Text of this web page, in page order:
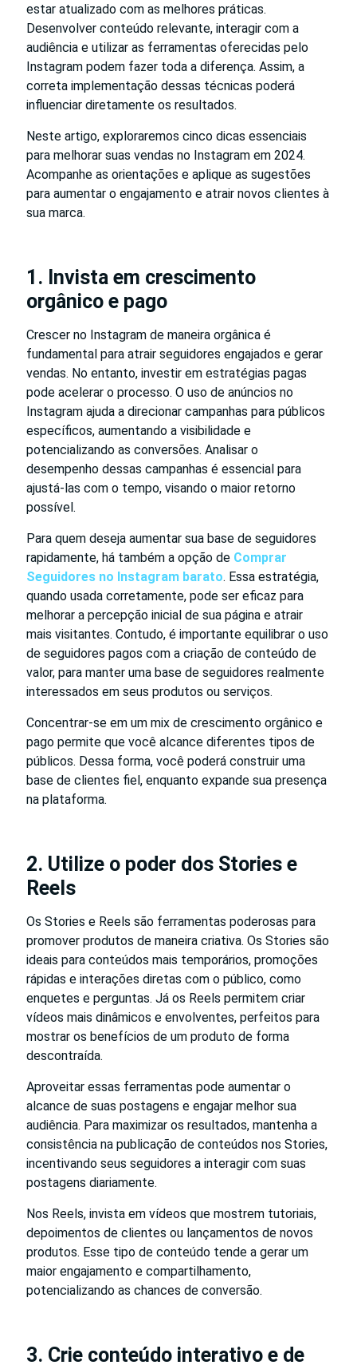
estar atualizado com as melhores práticas.
Desenvolver conteúdo relevante, interagir com a
audiência e utilizar as ferramentas oferecidas pelo
Instagram podem fazer toda a diferença. Assim, a
correta implementação dessas técnicas poderá
influenciar diretamente os resultados.
Neste artigo, exploraremos cinco dicas essenciais
para melhorar suas vendas no Instagram em 2024.
Acompanhe as orientações e aplique as sugestões
para aumentar o engajamento e atrair novos clientes à
sua marca.
1. Invista em crescimento
orgânico e pago
Crescer no Instagram de maneira orgânica é
fundamental para atrair seguidores engajados e gerar
vendas. No entanto, investir em estratégias pagas
pode acelerar o processo. O uso de anúncios no
Instagram ajuda a direcionar campanhas para públicos
específicos, aumentando a visibilidade e
potencializando as conversões. Analisar o
desempenho dessas campanhas é essencial para
ajustá-las com o tempo, visando o maior retorno
possível.
Para quem deseja aumentar sua base de seguidores
rapidamente, há também a opção de Comprar
Seguidores no Instagram barato. Essa estratégia,
quando usada corretamente, pode ser eficaz para
melhorar a percepção inicial de sua página e atrair
mais visitantes. Contudo, é importante equilibrar o uso
de seguidores pagos com a criação de conteúdo de
valor, para manter uma base de seguidores realmente
interessados em seus produtos ou serviços.
Concentrar-se em um mix de crescimento orgânico e
pago permite que você alcance diferentes tipos de
públicos. Dessa forma, você poderá construir uma
base de clientes fiel, enquanto expande sua presença
na plataforma.
2. Utilize o poder dos Stories e
Reels
Os Stories e Reels são ferramentas poderosas para
promover produtos de maneira criativa. Os Stories são
ideais para conteúdos mais temporários, promoções
rápidas e interações diretas com o público, como
enquetes e perguntas. Já os Reels permitem criar
vídeos mais dinâmicos e envolventes, perfeitos para
mostrar os benefícios de um produto de forma
descontraída.
Aproveitar essas ferramentas pode aumentar o
alcance de suas postagens e engajar melhor sua
audiência. Para maximizar os resultados, mantenha a
consistência na publicação de conteúdos nos Stories,
incentivando seus seguidores a interagir com suas
postagens diariamente.
Nos Reels, invista em vídeos que mostrem tutoriais,
depoimentos de clientes ou lançamentos de novos
produtos. Esse tipo de conteúdo tende a gerar um
maior engajamento e compartilhamento,
potencializando as chances de conversão.
3. Crie conteúdo interativo e de